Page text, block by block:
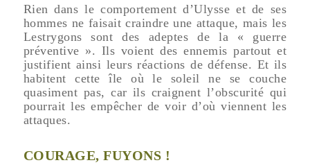
Rien dans le comportement d’Ulysse et de ses
hommes ne faisait craindre une attaque, mais les
Lestrygons sont des adeptes de la « guerre
préventive ». Ils voient des ennemis partout et
justifient ainsi leurs réactions de défense. Et ils
habitent cette île où le soleil ne se couche
quasiment pas, car ils craignent l’obscurité qui
pourrait les empêcher de voir d’où viennent les
attaques.
COURAGE, FUYONS !